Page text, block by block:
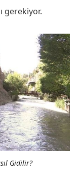
gerekiyor.
Gidilir?